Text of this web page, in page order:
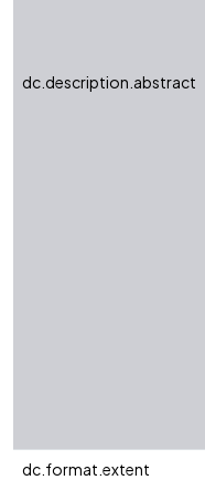
dc.description.abstract
dc.format.extent